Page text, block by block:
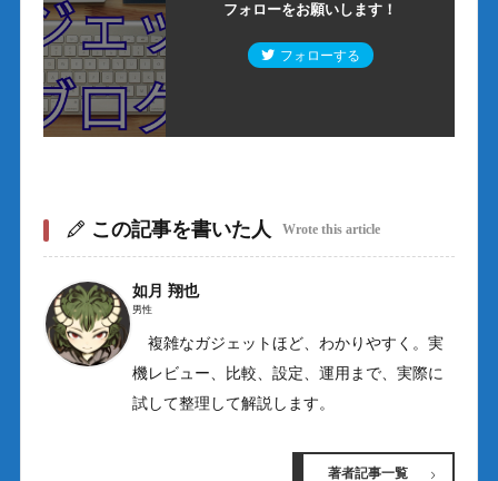
フォローをお願いします！
フォローする
この記事を書いた人 Wrote this article
如月 翔也
男性
複雑なガジェットほど、わかりやすく。実
機レビュー、比較、設定、運用まで、実際に
試して整理して解説します。
著者記事一覧